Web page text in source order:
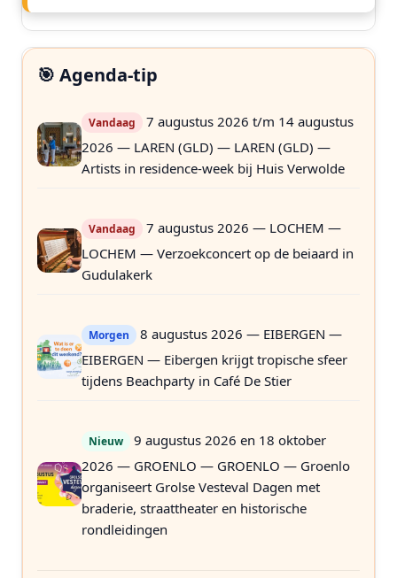
🎯 Agenda-tip
Vandaag
7 augustus 2026 t/m 14 augustus
2026 — LAREN (GLD) — LAREN (GLD) —
Artists in residence-week bij Huis Verwolde
Vandaag
7 augustus 2026 — LOCHEM —
LOCHEM — Verzoekconcert op de beiaard in
Gudulakerk
Morgen
8 augustus 2026 — EIBERGEN —
EIBERGEN — Eibergen krijgt tropische sfeer
tijdens Beachparty in Café De Stier
Nieuw
9 augustus 2026 en 18 oktober
2026 — GROENLO — GROENLO — Groenlo
organiseert Grolse Vesteval Dagen met
braderie, straattheater en historische
rondleidingen